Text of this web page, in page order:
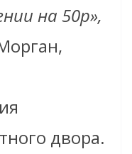
на 50p»,
двора.